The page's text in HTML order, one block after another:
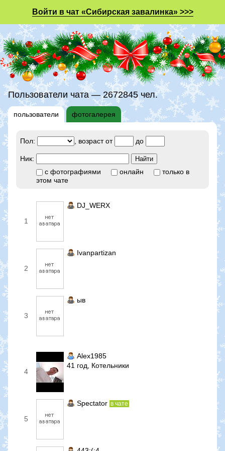
Войти в чат «Сибирская завалинка» >>>
Пользователи чата — 2672845 чел.
пользователи фотогалерея
Пол: , возраст от до
Ник:
с фотографиями
онлайн
только в
этом чате
1
DJ_WERX
2
Ivanpartizan
3
ыв
4
Alex1985
41 год, Котельники
5
Spectator в чате